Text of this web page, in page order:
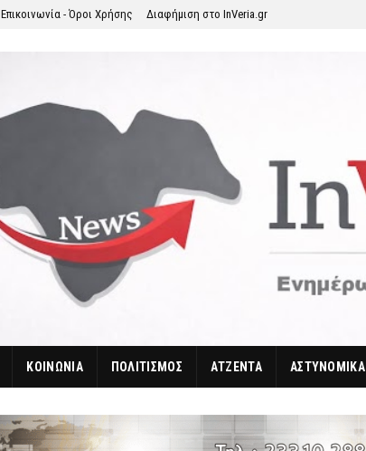
Επικοινωνία - Όροι Χρήσης Διαφήμιση στο InVeria.gr
ΚΟΙΝΩΝΙΑ ΠΟΛΙΤΙΣΜΟΣ ΑΤΖΕΝΤΑ ΑΣΤΥΝΟΜΙΚΑ